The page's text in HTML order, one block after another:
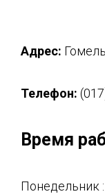
Адрес:
Телефон:
Время
Понедельник